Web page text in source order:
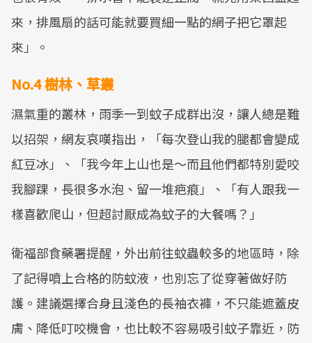
來，排風扇的話可能就要買細一點的網子把它罩起
來」。
No.4 樹林、草叢
濕氣重的叢林，雨季一到蚊子成群出沒，讓人總是難
以招架，網友哀嘆指出，「每次登山我的腿都會變成
紅豆冰」、「我今年上山也是～而且他們都特別愛咬
我腳踝，長很多水泡、留一堆疤痕」、「有人跟我一
樣喜歡爬山，但超討厭成為蚊子的大餐嗎？」
衛福部食藥署提醒，外出前往蚊蟲較多的地區時，除
了記得噴上合格的防蚊液，也別忘了從穿著做好防
護。建議選擇合身且淺色的長袖衣褲，不只能遮蓋皮
膚、降低叮咬機會，也比較不容易吸引蚊子靠近，防